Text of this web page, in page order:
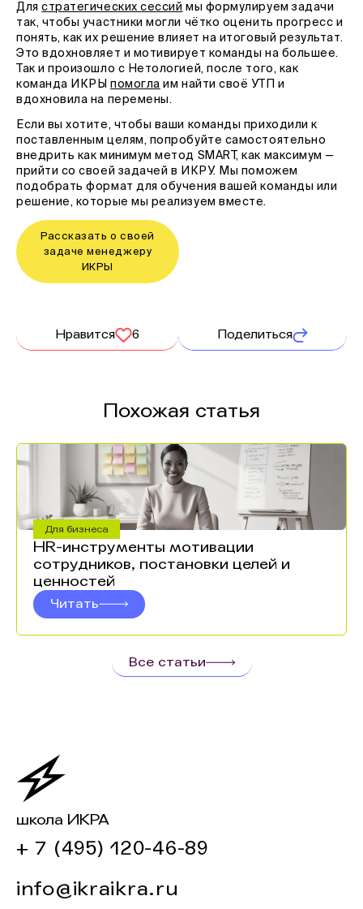
Длястратегических сессий мы формулируем задачи
так, чтобы участники могли чётко оценить прогресс и
понять, как их решение влияет на итоговый результат.
Это вдохновляет и мотивирует команды на большее.
Так и произошло с Нетологией, после того, как
команда ИКРЫпомогла им найти своё УТП и
вдохновила на перемены.
Если вы хотите, чтобы ваши команды приходили к
поставленным целям, попробуйте самостоятельно
внедрить как минимум метод SMART, как максимум —
прийти со своей задачей в ИКРУ. Мы поможем
подобрать формат для обучения вашей команды или
решение, которые мы реализуем вместе.
Рассказать о своей
задаче менеджеру
ИКРЫ
Нравится 6 Поделиться
Похожая статья
Для бизнеса
HR-инструменты мотивации
сотрудников, постановки целей и
ценностей
Читать
Все статьи
школа ИКРА
+ 7 (495) 120-46-89
info@ikraikra.ru